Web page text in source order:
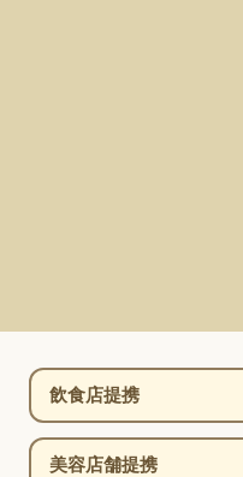
飲食店提携
美容店舗提携